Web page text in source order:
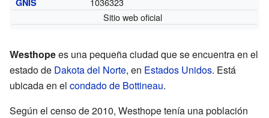
Sitio web oficial
Westhopees una pequeña ciudad que se encuentra en el
estado de Dakota del Norte, en Estados Unidos. Está
ubicada en el condado de Bottineau.
Según el censo de 2010, Westhope tenía una población